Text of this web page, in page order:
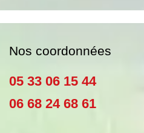
Nos coordonnées
05 33 06 15 44
06 68 24 68 61